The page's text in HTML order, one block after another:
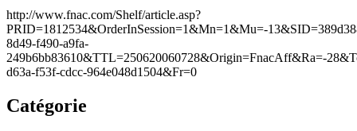
http://www.fnac.com/Shelf/article.asp?
PRID=1812534&OrderInSession=1&Mn=1&Mu=-
8d49-f490-a9fa-
249b6bb83610&TTL=250620060728&Origin=FnacAff&Ra=-
d63a-f53f-cdcc-964e048d1504&Fr=0
Catégorie